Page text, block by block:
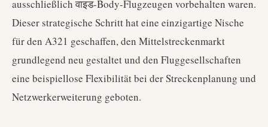
ausschließlich वाइड-Body-Flugzeugen vorbehalten waren.
Dieser strategische Schritt hat eine einzigartige Nische
für den A321 geschaffen, den Mittelstreckenmarkt
grundlegend neu gestaltet und den Fluggesellschaften
eine beispiellose Flexibilität bei der Streckenplanung und
Netzwerkerweiterung geboten.